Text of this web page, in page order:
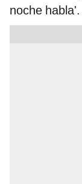
noche habla'.